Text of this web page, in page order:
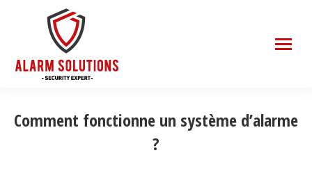
Comment fonctionne un système d’alarme
?